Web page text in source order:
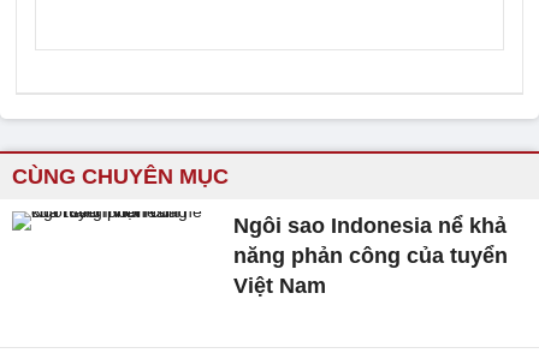
CÙNG CHUYÊN MỤC
Ngôi sao Indonesia nể khả
năng phản công của tuyển
Việt Nam